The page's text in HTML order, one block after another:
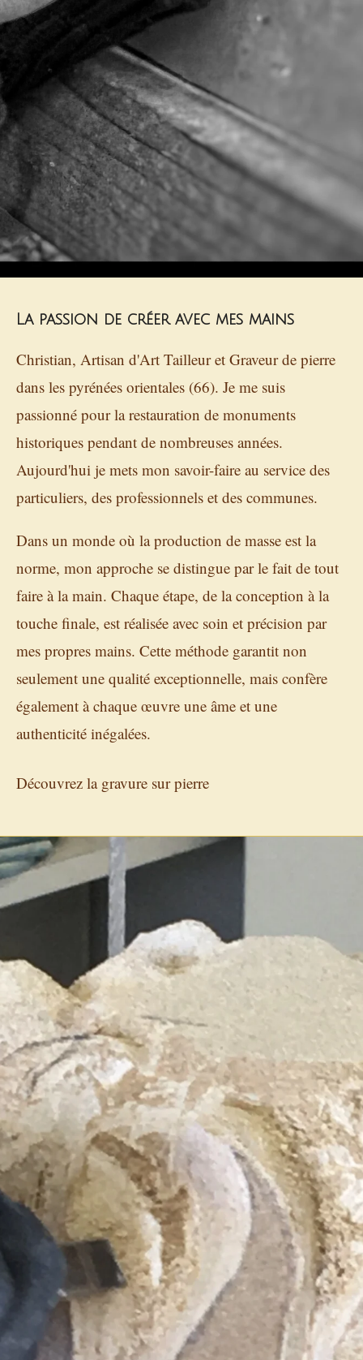
La passion de créer avec mes mains
Christian, Artisan d'Art Tailleur et Graveur de pierre
dans les pyrénées orientales (66). Je me suis
passionné pour la restauration de monuments
historiques pendant de nombreuses années.
Aujourd'hui je mets mon savoir-faire au service des
particuliers, des professionnels et des communes.
Dans un monde où la production de masse est la
norme, mon approche se distingue par le fait de tout
faire à la main. Chaque étape, de la conception à la
touche finale, est réalisée avec soin et précision par
mes propres mains. Cette méthode garantit non
seulement une qualité exceptionnelle, mais confère
également à chaque œuvre une âme et une
authenticité inégalées.
Découvrez la gravure sur pierre